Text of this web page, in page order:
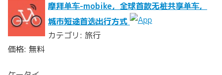
摩拜单车-mobike，全球首款无桩共享单车，
城市短途首选出行方式
カテゴリ: 旅行
価格: 無料